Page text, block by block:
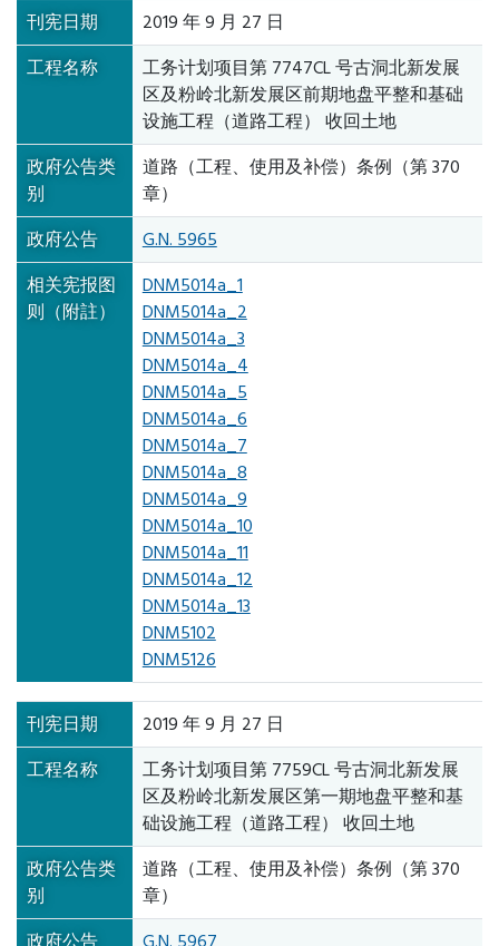
刊宪日期
2019 年 9 月 27 日
工程名称
工务计划项目第 7747CL 号古洞北新发展
区及粉岭北新发展区前期地盘平整和基础
设施工程（道路工程） 收回土地
政府公告类
别
道路（工程、使用及补偿）条例（第 370
章）
政府公告
G.N. 5965
相关宪报图
则（附註）
DNM5014a_1
DNM5014a_2
DNM5014a_3
DNM5014a_4
DNM5014a_5
DNM5014a_6
DNM5014a_7
DNM5014a_8
DNM5014a_9
DNM5014a_10
DNM5014a_11
DNM5014a_12
DNM5014a_13
DNM5102
DNM5126
刊宪日期
2019 年 9 月 27 日
工程名称
工务计划项目第 7759CL 号古洞北新发展
区及粉岭北新发展区第一期地盘平整和基
础设施工程（道路工程） 收回土地
政府公告类
别
道路（工程、使用及补偿）条例（第 370
章）